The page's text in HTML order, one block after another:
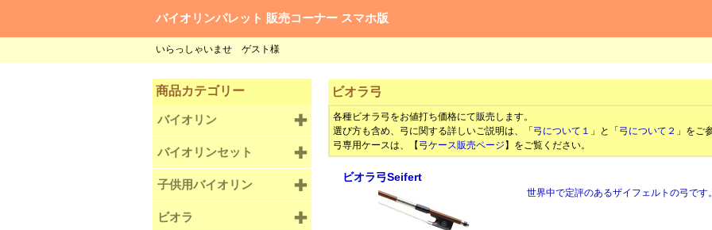
バイオリンパレット 販売コーナー スマホ版
いらっしゃいませ ゲスト様
ビオラ弓
各種ビオラ弓をお値打ち価格にて販売します。
選び方も含め、弓に関する詳しいご説明は、「 弓について１ 」と「 弓について２ 」をご
弓専用ケースは、【 弓ケース販売ページ 】をご覧ください。
ビオラ弓Seifert
世界中で定評のあるザイフェルトの弓です
商品カテゴリー
バイオリン
バイオリンセット
子供用バイオリン
ビオラ